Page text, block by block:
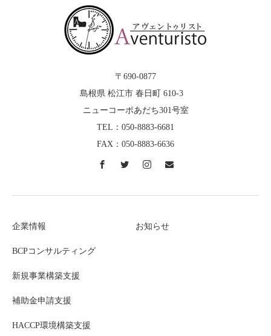
〒690-0877
島根県 松江市 春日町 610-3
ニューコーポあだち301号室
TEL：050-8883-6681
FAX：050-8883-6636
企業情報
BCPコンサルティング
新規事業構築支援
補助金申請支援
HACCP環境構築支援
お知らせ